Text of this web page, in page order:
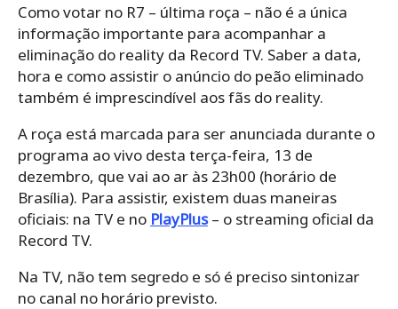
Como votar no R7 – última roça – não é a única
informação importante para acompanhar a
eliminação do reality da Record TV. Saber a data,
hora e como assistir o anúncio do peão eliminado
também é imprescindível aos fãs do reality.
A roça está marcada para ser anunciada durante o
programa ao vivo desta terça-feira, 13 de
dezembro, que vai ao ar às 23h00 (horário de
Brasília). Para assistir, existem duas maneiras
oficiais: na TV e no PlayPlus– o streaming oficial da
Record TV.
Na TV, não tem segredo e só é preciso sintonizar
no canal no horário previsto.